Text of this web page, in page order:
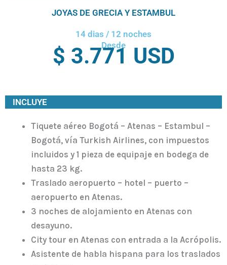
JOYAS DE GRECIA Y ESTAMBUL
14 dias / 12 noches
Desde
$ 3.771 USD
INCLUYE
Tiquete aéreo Bogotá – Atenas – Estambul –
Bogotá, vía Turkish Airlines, con impuestos
incluidos y 1 pieza de equipaje en bodega de
hasta 23 kg.
Traslado aeropuerto – hotel – puerto –
aeropuerto en Atenas.
3 noches de alojamiento en Atenas con
desayuno.
City tour en Atenas con entrada a la Acrópolis.
Asistente de habla hispana para los traslados